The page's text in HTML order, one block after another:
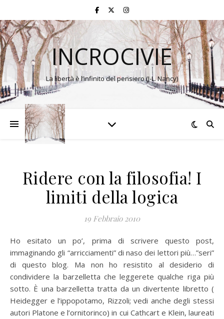
INCROCIVIE
La libertà è l’infinito del pensiero (J-L. Nancy)
Ridere con la filosofia! I
limiti della logica
19 Febbraio 2010
Ho esitato un po’, prima di scrivere questo post,
immaginando gli “arricciamenti” di naso dei lettori più…”seri”
di questo blog. Ma non ho resistito al desiderio di
condividere la barzelletta che leggerete qualche riga più
sotto. È una barzelletta tratta da un divertente libretto (
Heidegger e l’ippopotamo, Rizzoli; vedi anche degli stessi
autori Platone e l’ornitorinco) in cui Cathcart e Klein, laureati